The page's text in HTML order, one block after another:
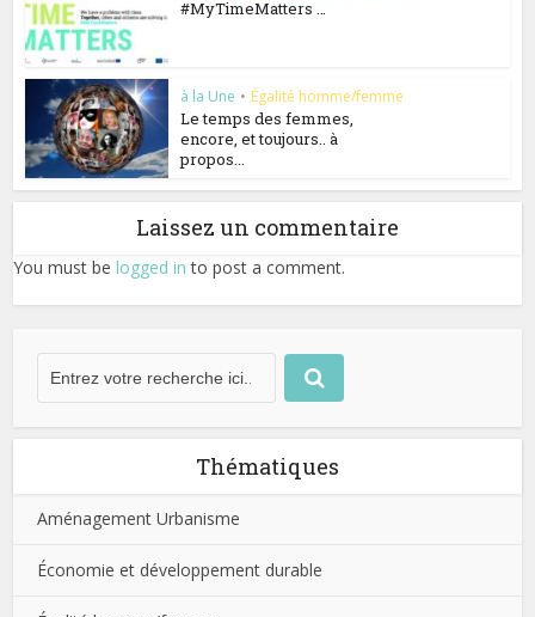
#MyTimeMatters …
à la Une • Égalité homme/femme
Le temps des femmes,
encore, et toujours.. à
propos...
Laissez un commentaire
You must belogged in to post a comment.
Thématiques
Aménagement Urbanisme
Économie et développement durable